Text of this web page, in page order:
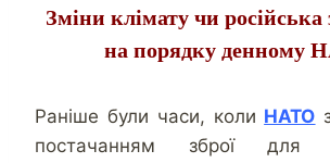
Зміни клімату чи
на порядку денному
Раніше були часи, коли НАТО
постачанням зброї для